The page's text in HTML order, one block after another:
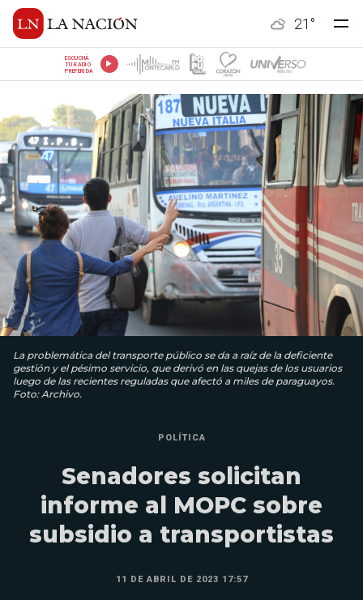
21 °
ESCUCHÁ
TU RADIO
PREFERIDA
La problemática del transporte público se da a raíz de la deficiente
gestión y el pésimo servicio, que derivó en las quejas de los usuarios
luego de las recientes reguladas que afectó a miles de paraguayos.
Foto: Archivo.
POLÍTICA
Senadores solicitan
informe al MOPC sobre
subsidio a transportistas
11 DE ABRIL DE 2023 17:57